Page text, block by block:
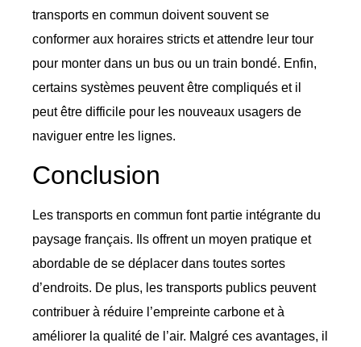
transports en commun doivent souvent se
conformer aux horaires stricts et attendre leur tour
pour monter dans un bus ou un train bondé. Enfin,
certains systèmes peuvent être compliqués et il
peut être difficile pour les nouveaux usagers de
naviguer entre les lignes.
Conclusion
Les transports en commun font partie intégrante du
paysage français. Ils offrent un moyen pratique et
abordable de se déplacer dans toutes sortes
d’endroits. De plus, les transports publics peuvent
contribuer à réduire l’empreinte carbone et à
améliorer la qualité de l’air. Malgré ces avantages, il